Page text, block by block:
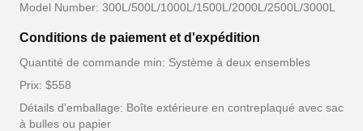
Model Number: 300L/500L/1000L/1500L/2000L/2500L/3000L
Conditions de paiement et d'expédition
Quantité de commande min: Système à deux ensembles
Prix: $558
Détails d'emballage: Boîte extérieure en contreplaqué avec sac
à bulles ou papier